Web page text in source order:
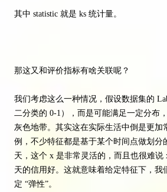
其中 statistic 就是 ks 统计量。
那这又和评价指标有啥关联呢？
我们考虑这么一种情况，假设数据集的
二分类的 0-1），而是可能满足一定分布
灰色地带。其实这在实际生活中倒是更加
例，不少特征都是基于某个时间点做划分
天，这个 x 是非常灵活的，而且也很难说
天的信用好。这就意味着给定特征下，我
定 “弹性”。